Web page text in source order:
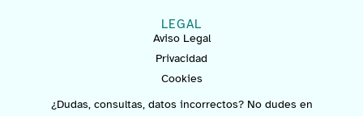
LEGAL
Aviso Legal
Privacidad
Cookies
¿Dudas, consultas, datos incorrectos? No dudes en